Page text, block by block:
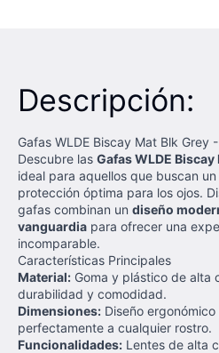
Descripción:
Gafas WLDE Biscay Mat Blk Grey
Descubre las Gafas WLDE Biscay
ideal para aquellos que buscan
protección óptima para los ojos.
gafas combinan un diseño
vanguardia para ofrecer una
incomparable.
Características Principales
Material: Goma y plástico de alta
durabilidad y comodidad.
Dimensiones: Diseño
perfectamente a cualquier rostro.
Funcionalidades: Lentes de alta